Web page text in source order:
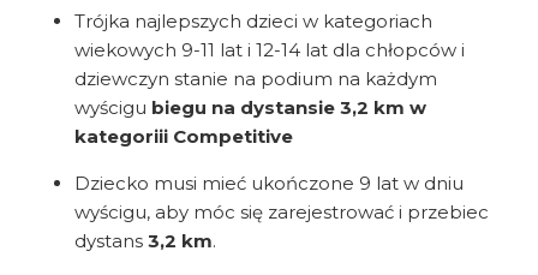
Trójka najlepszych dzieci w kategoriach
wiekowych 9-11 lat i 12-14 lat dla chłopców i
dziewczyn stanie na podium na każdym
wyścigu biegu na dystansie 3,2 km w
kategoriii Competitive
Dziecko musi mieć ukończone 9 lat w dniu
wyścigu, aby móc się zarejestrować i przebiec
dystans3,2 km.